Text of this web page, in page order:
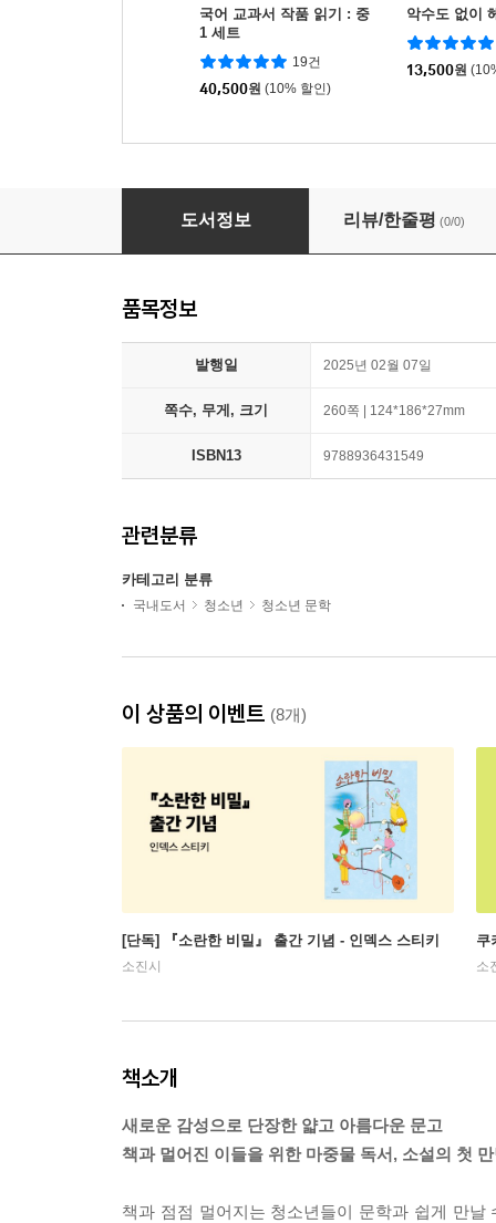
국어 교과서 작품 읽기 : 중
1 세트
19건
40,500원 (10% 할인)
악수도 없이
13,500원
소설의 첫 만남 : 첫사랑 세트
도서정보 리뷰/한줄평 (0/0)
품목정보
발행일 2025년 02월 07일
쪽수, 무게, 크기 260쪽 | 124*186*27mm
ISBN13 9788936431549
관련분류
카테고리 분류
국내도서 청소년 청소년 문학
이 상품의 이벤트 (8개)
[단독] 『소란한 비밀』 출간 기념 - 인덱스 스티키
소진시
쿠
소
책소개
새로운 감성으로 단장한 얇고 아름다운 문고
책과 멀어진 이들을 위한 마중물 독서, 소설의 첫
책과 점점 멀어지는 청소년들이 문학과 쉽게 만날